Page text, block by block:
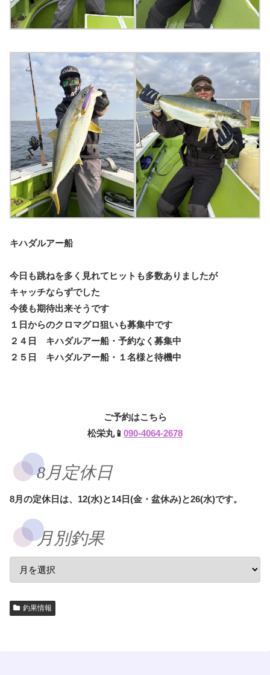
キハダルアー船
今日も跳ねを多く見れてヒットも多数ありましたが
キャッチならずでした
今後も期待出来そうです
１日からのクロマグロ狙いも募集中です
２４日 キハダルアー船・予約なく募集中
２５日 キハダルアー船・１名様と待機中
ご予約はこちら
松栄丸📱 090-4064-2678
8月定休日
8月の定休日は、12(水)と14日(金・盆休み)と26(水)です。
月別釣果
釣果情報